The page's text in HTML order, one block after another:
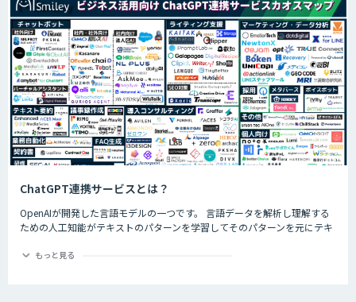
ChatGPT連携サービスとは？
OpenAIが開発した言語モデルの一つです。 言語データを解析し理解する
ための人工知能がテキストのパターンを学習してそのパターンを元にテキ
ChatGPTの最大の特徴として、人間との自然な対話を模倣することがで
もっと見る